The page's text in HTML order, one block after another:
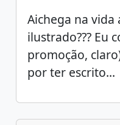
Aichega na
ilustrado??? Eu
promoção,
por ter escrito...